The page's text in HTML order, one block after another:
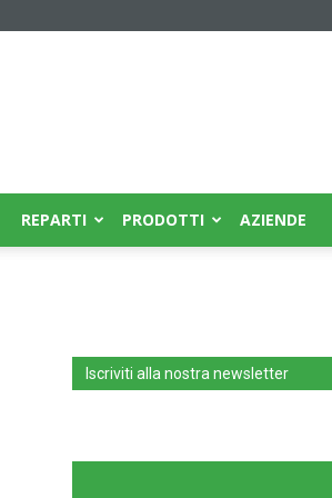
REPARTI PRODOTTI AZIENDE
Iscriviti alla nostra newsletter